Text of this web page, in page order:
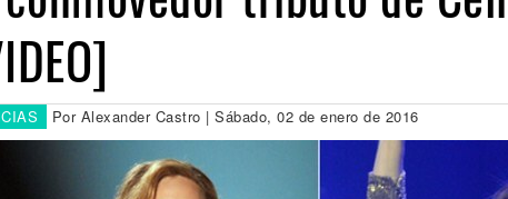
Por Alexander Castro | Sábado, 02 de enero de 2016